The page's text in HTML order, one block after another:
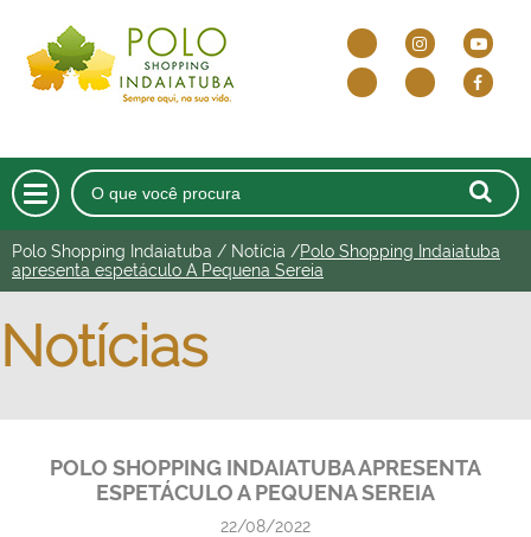
HOME
DELIVERY E DRIVE THRU
LOJAS
CINEMA
ALIMENTAÇÃO
Polo Shopping Indaiatuba / Notícia /Polo Shopping Indaiatuba
apresenta espetáculo A Pequena Sereia
Notícias
POLO SHOPPING INDAIATUBA APRESENTA
ESPETÁCULO A PEQUENA SEREIA
22/08/2022